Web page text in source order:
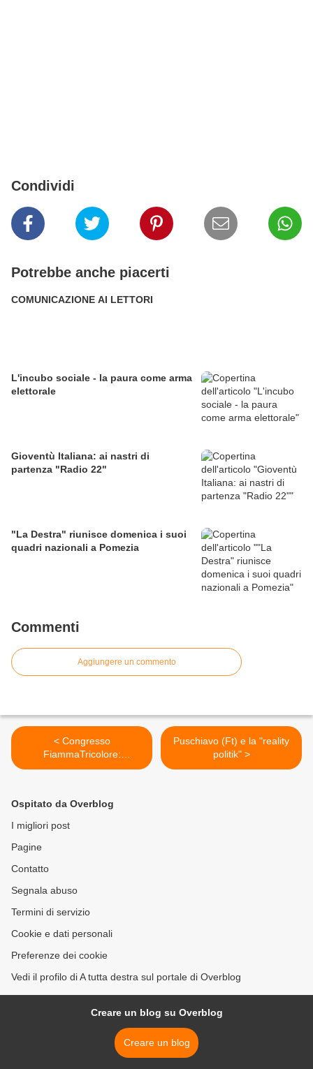
Condividi
Potrebbe anche piacerti
COMUNICAZIONE AI LETTORI
L'incubo sociale - la paura come arma
elettorale
Gioventù Italiana: ai nastri di
partenza "Radio 22"
"La Destra" riunisce domenica i suoi
quadri nazionali a Pomezia
Commenti
Aggiungere un commento
< Congresso
FiammaTricolore:
Buontempo ("La Destra")
Puschiavo (Ft) e la "reality
politik" >
Ospitato da Overblog
I migliori post
Pagine
Contatto
Segnala abuso
Termini di servizio
Cookie e dati personali
Preferenze dei cookie
Vedi il profilo di A tutta destra sul portale di Overblog
Creare un blog su Overblog
Creare un blog